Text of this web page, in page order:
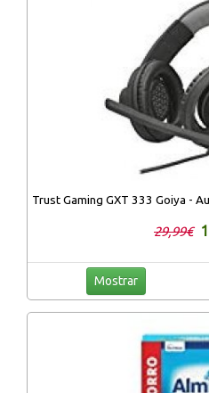
Trust Gaming GXT 333 Goiya -
29,99€
Mostrar